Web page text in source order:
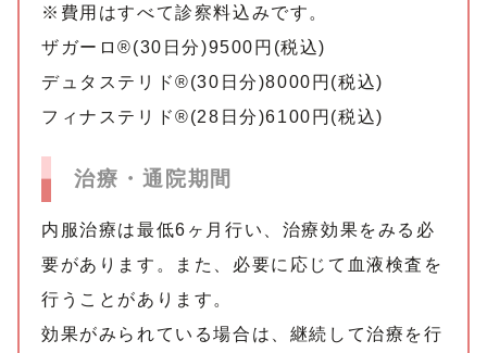
※費用はすべて診察料込みです。
ザガーロ®︎(30日分)9500円(税込)
デュタステリド®︎(30日分)8000円(税込)
フィナステリド®︎(28日分)6100円(税込)
治療・通院期間
内服治療は最低6ヶ月行い、治療効果をみる必
要があります。また、必要に応じて血液検査を
行うことがあります。
効果がみられている場合は、継続して治療を行